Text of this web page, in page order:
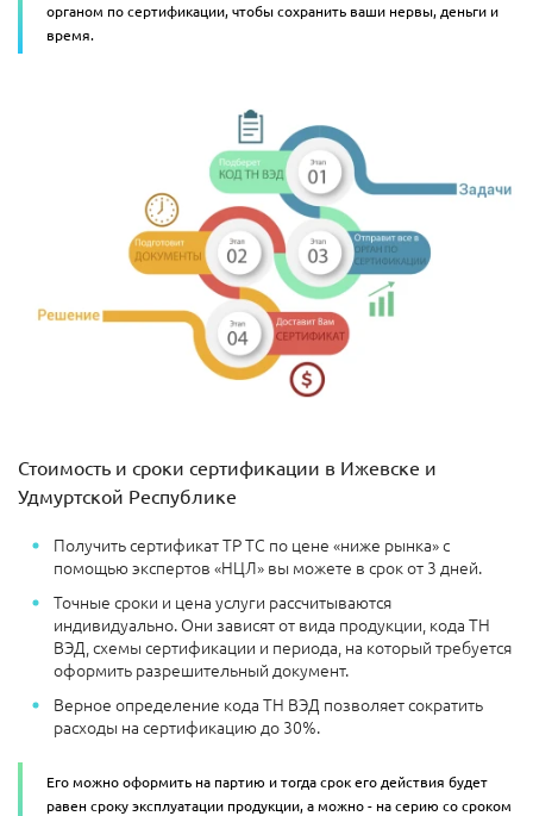
органом по сертификации, чтобы сохранить ваши нервы, деньги и
время.
Стоимость и сроки сертификации в Ижевске и
Удмуртской Республике
Получить сертификат ТР ТС по цене «ниже рынка» с
помощью экспертов «НЦЛ» вы можете в срок от 3 дней.
Точные сроки и цена услуги рассчитываются
индивидуально. Они зависят от вида продукции, кода ТН
ВЭД, схемы сертификации и периода, на который требуется
оформить разрешительный документ.
Верное определение кода ТН ВЭД позволяет сократить
расходы на сертификацию до 30%.
Его можно оформить на партию и тогда срок его действия будет
равен сроку эксплуатации продукции, а можно - на серию со сроком